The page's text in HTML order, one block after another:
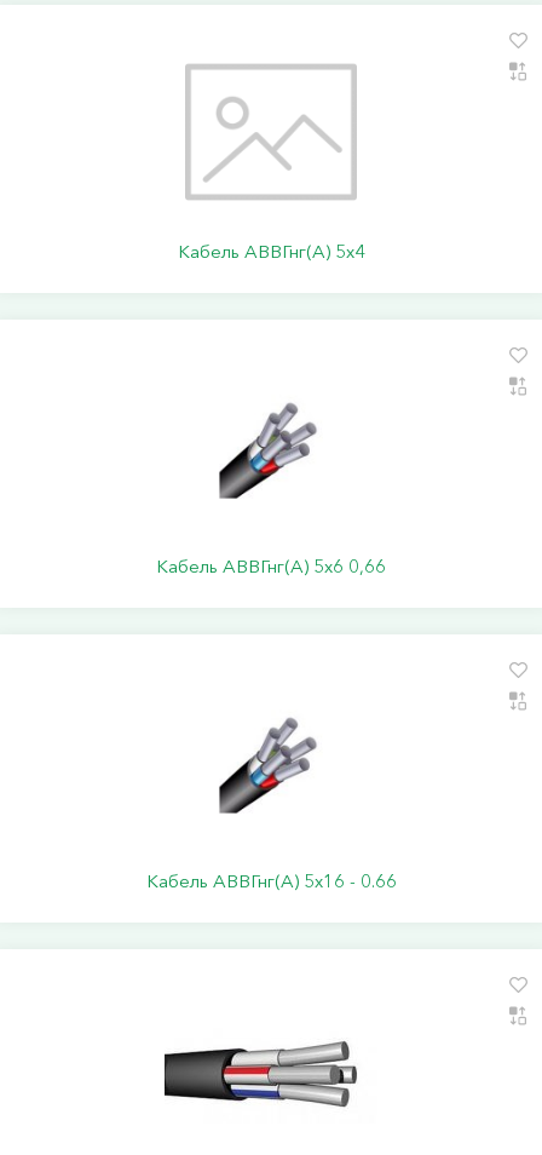
Кабель АВВГнг(А) 5х4
Кабель АВВГнг(А) 5х6 0,66
Кабель АВВГнг(А) 5х16 - 0.66